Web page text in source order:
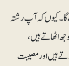
گا۔ کیوں کہ آپ رشتہ
اٹھاتے ہیں،
ہیں اور مصیبت